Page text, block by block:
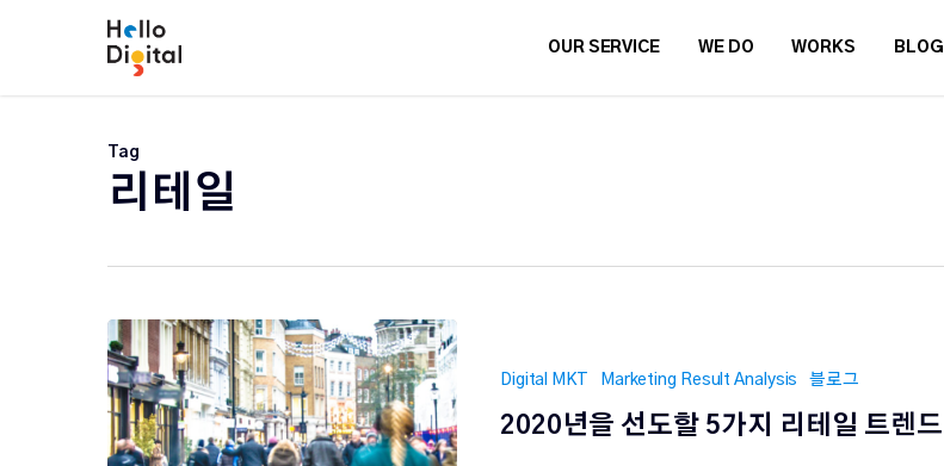
OUR SERVICE WE DO WORKS BLOG
Tag
리테일
Digital MKT Marketing Result Analysis 블로그
2020년을 선도할 5가지 리테일 트렌드